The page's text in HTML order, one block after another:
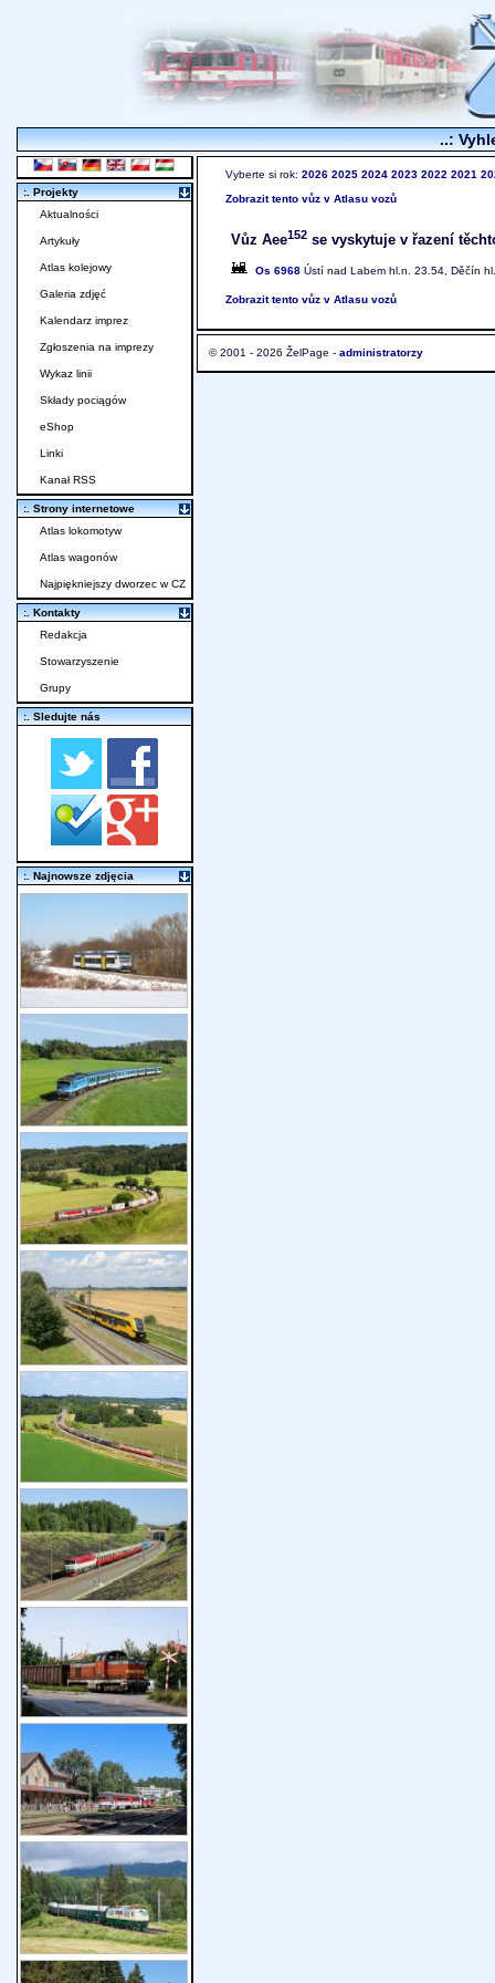
..:
Vyberte si rok: 2026 2025 2024 2023 2022 2021
Zobrazit tento vůz v Atlasu vozů
Vůz Aee152 se vyskytuje v řazení
Os 6968 Ústí nad Labem hl.n. 23.54, Děčín
Zobrazit tento vůz v Atlasu vozů
© 2001 - 2026 ŽelPage - administratorzy
:. Projekty
Aktualności
Artykuły
Atlas kolejowy
Galeria zdjęć
Kalendarz imprez
Zgłoszenia na imprezy
Wykaz linii
Składy pociągów
eShop
Linki
Kanał RSS
:. Strony internetowe
Atlas lokomotyw
Atlas wagonów
Najpiękniejszy dworzec w CZ
:. Kontakty
Redakcja
Stowarzyszenie
Grupy
:. Sledujte nás
:. Najnowsze zdjęcia